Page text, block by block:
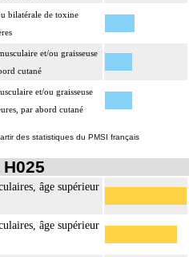
bilatérale de toxine
et/ou graisseuse
cutané
et/ou graisseuse
par abord cutané
des statistiques du PMSI français
âge supérieur
âge supérieur